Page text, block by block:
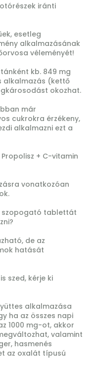
iránti
esetleg
alkalmazásának
véleményét!
kb. 849 mg
alkalmazás (kettő
okozhat.
már
cukrokra érzékeny,
alkalmazni ezt a
+ C-vitamin
vonatkozóan
szopogató tablettát
de az
hatását
szed, kérje ki
alkalmazása
ha az összes napi
1000 mg-ot, akkor
valamint
hasmenés
az oxalát típusú